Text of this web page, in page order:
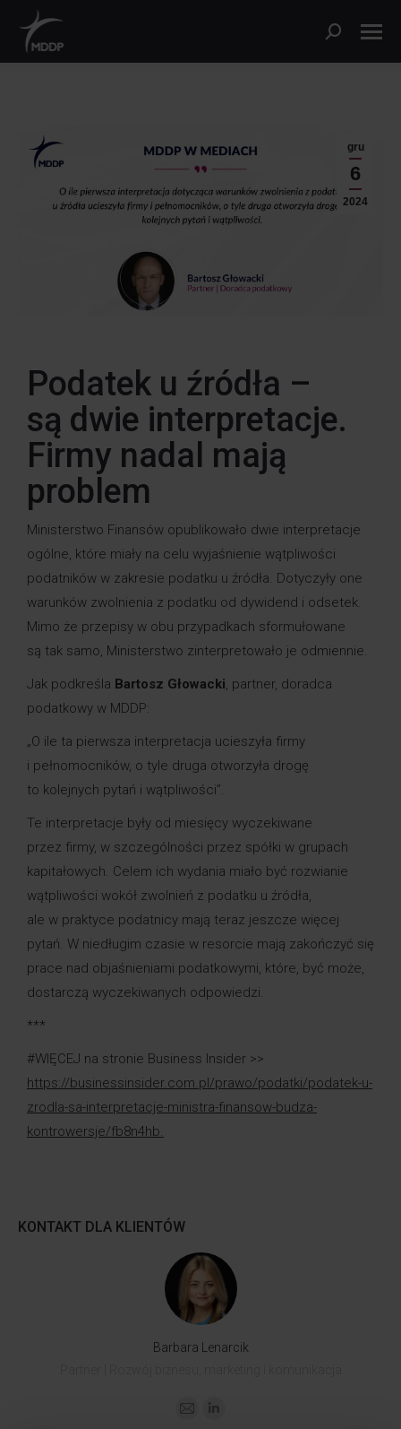
gru
6
2024
Podatek u źródła –
są dwie interpretacje.
Firmy nadal mają
problem
Ministerstwo Finansów opublikowało dwie interpretacje
ogólne, które miały na celu wyjaśnienie wątpliwości
podatników w zakresie podatku u źródła. Dotyczyły one
warunków zwolnienia z podatku od dywidend i odsetek.
Mimo że przepisy w obu przypadkach sformułowane
są tak samo, Ministerstwo zinterpretowało je odmiennie.
Jak podkreśla Bartosz Głowacki, partner, doradca
podatkowy w MDDP:
„O ile ta pierwsza interpretacja ucieszyła firmy
i pełnomocników, o tyle druga otworzyła drogę
to kolejnych pytań i wątpliwości”.
Te interpretacje były od miesięcy wyczekiwane
przez firmy, w szczególności przez spółki w grupach
kapitałowych. Celem ich wydania miało być rozwianie
wątpliwości wokół zwolnień z podatku u źródła,
ale w praktyce podatnicy mają teraz jeszcze więcej
pytań. W niedługim czasie w resorcie mają zakończyć się
prace nad objaśnieniami podatkowymi, które, być może,
dostarczą wyczekiwanych odpowiedzi.
***
#WIĘCEJ na stronie Business Insider >>
https://businessinsider.com.pl/prawo/podatki/podatek-u-
zrodla-sa-interpretacje-ministra-finansow-budza-
kontrowersje/fb8n4hb.
KONTAKT DLA KLIENTÓW
Barbara Lenarcik